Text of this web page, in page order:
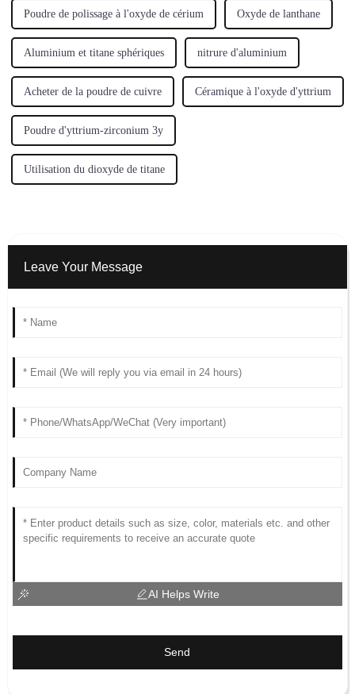
Poudre de polissage à l'oxyde de cérium Oxyde de lanthane
Aluminium et titane sphériques nitrure d'aluminium
Acheter de la poudre de cuivre Céramique à l'oxyde d'yttrium
Poudre d'yttrium-zirconium 3y
Utilisation du dioxyde de titane
Leave Your Message
AI Helps Write
Send